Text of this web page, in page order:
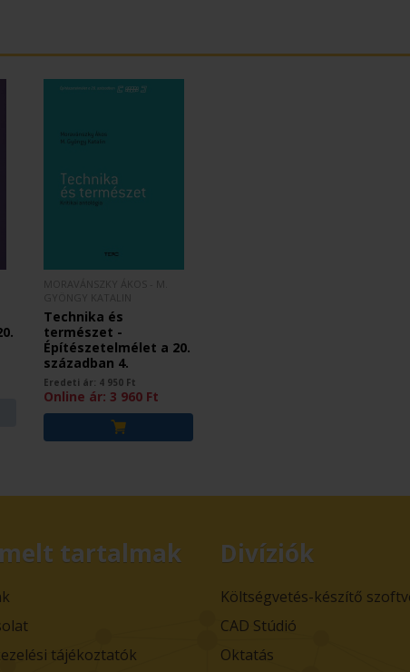
Technika és
természet -
Építészetelmélet a 20.
században 4.
Eredeti ár: 4 950 Ft
Online ár: 3 960 Ft
tartalmak
tájékoztatók
Divíziók
Költségvetés-készítő
CAD Stúdió
Oktatás